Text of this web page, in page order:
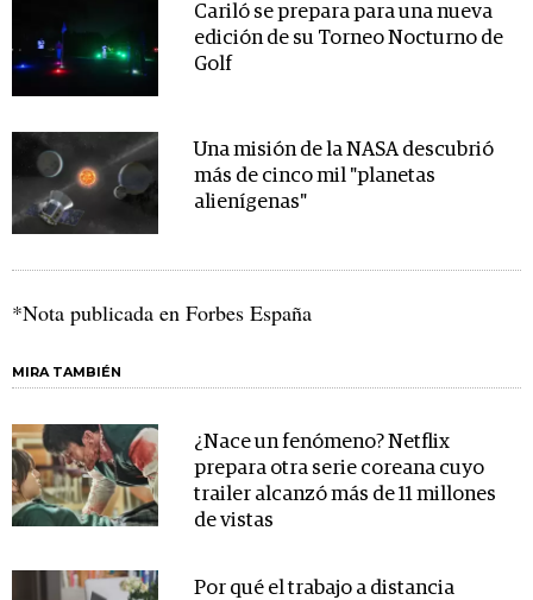
Cariló se prepara para una nueva
edición de su Torneo Nocturno de
Golf
Una misión de la NASA descubrió
más de cinco mil "planetas
alienígenas"
*Nota publicada en Forbes España
MIRA TAMBIÉN
¿Nace un fenómeno? Netflix
prepara otra serie coreana cuyo
trailer alcanzó más de 11 millones
de vistas
Por qué el trabajo a distancia